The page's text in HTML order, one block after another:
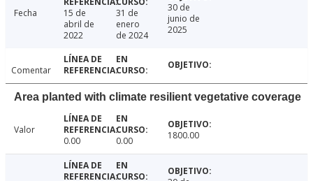
Fecha
15 de
abril de
2022
31 de
enero
de 2024
30 de
junio de
2025
Comentar
Area planted with climate resilient vegetative coverage
Valor
0.00
0.00 1800.00